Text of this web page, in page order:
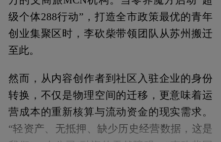
级个体288行动”，打造全市政策最优的青年
创业集聚区时，李砍柴带领团队从苏州搬迁
至此。
然而，从内容创作者到社区入驻企业的身份
转换，不仅是物理空间的迁移，更意味着运
营成本的重新核算与流动资金的现实需求。
“轻资产、无抵押、缺少历史经营数据，这是